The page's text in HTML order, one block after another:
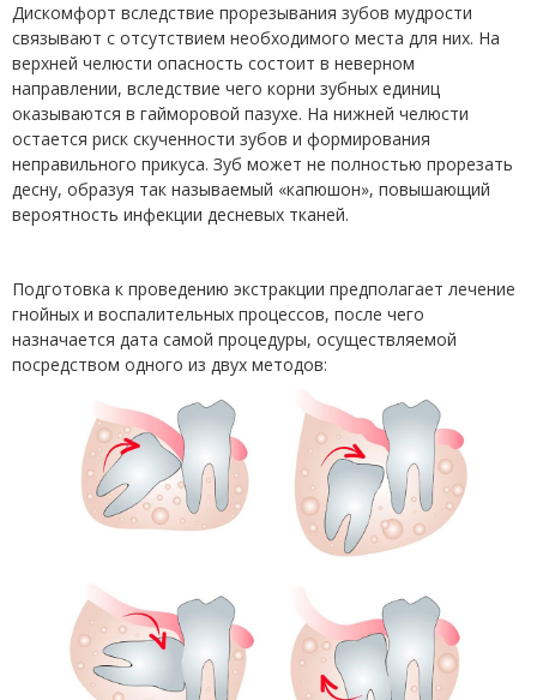
Дискомфорт вследствие прорезывания зубов мудрости
связывают с отсутствием необходимого места для них. На
верхней челюсти опасность состоит в неверном
направлении, вследствие чего корни зубных единиц
оказываются в гайморовой пазухе. На нижней челюсти
остается риск скученности зубов и формирования
неправильного прикуса. Зуб может не полностью прорезать
десну, образуя так называемый «капюшон», повышающий
вероятность инфекции десневых тканей.
Подготовка к проведению экстракции предполагает лечение
гнойных и воспалительных процессов, после чего
назначается дата самой процедуры, осуществляемой
посредством одного из двух методов: